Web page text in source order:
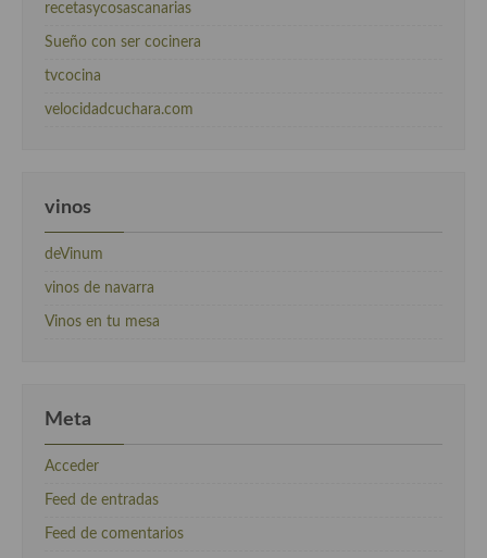
recetasycosascanarias
Sueño con ser cocinera
tvcocina
velocidadcuchara.com
vinos
deVinum
vinos de navarra
Vinos en tu mesa
Meta
Acceder
Feed de entradas
Feed de comentarios